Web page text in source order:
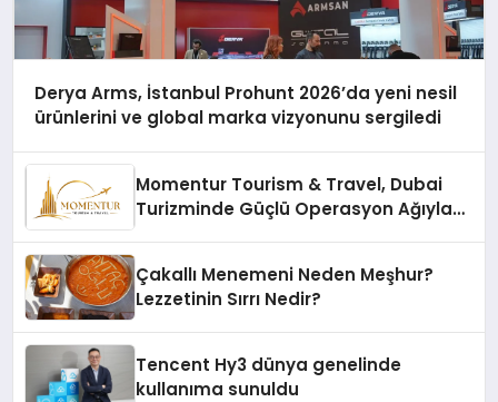
Derya Arms, İstanbul Prohunt 2026’da yeni nesil
ürünlerini ve global marka vizyonunu sergiledi
Momentur Tourism & Travel, Dubai
Turizminde Güçlü Operasyon Ağıyla
Çakallı Menemeni Neden Meşhur?
Lezzetinin Sırrı Nedir?
Tencent Hy3 dünya genelinde
kullanıma sunuldu